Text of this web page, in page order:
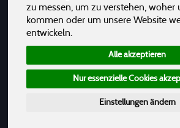
zu messen, um zu verstehen, woher
kommen oder um unsere Website
entwickeln.
Alle akzeptieren
Nur essenzielle Cookies
Einstellungen ändern